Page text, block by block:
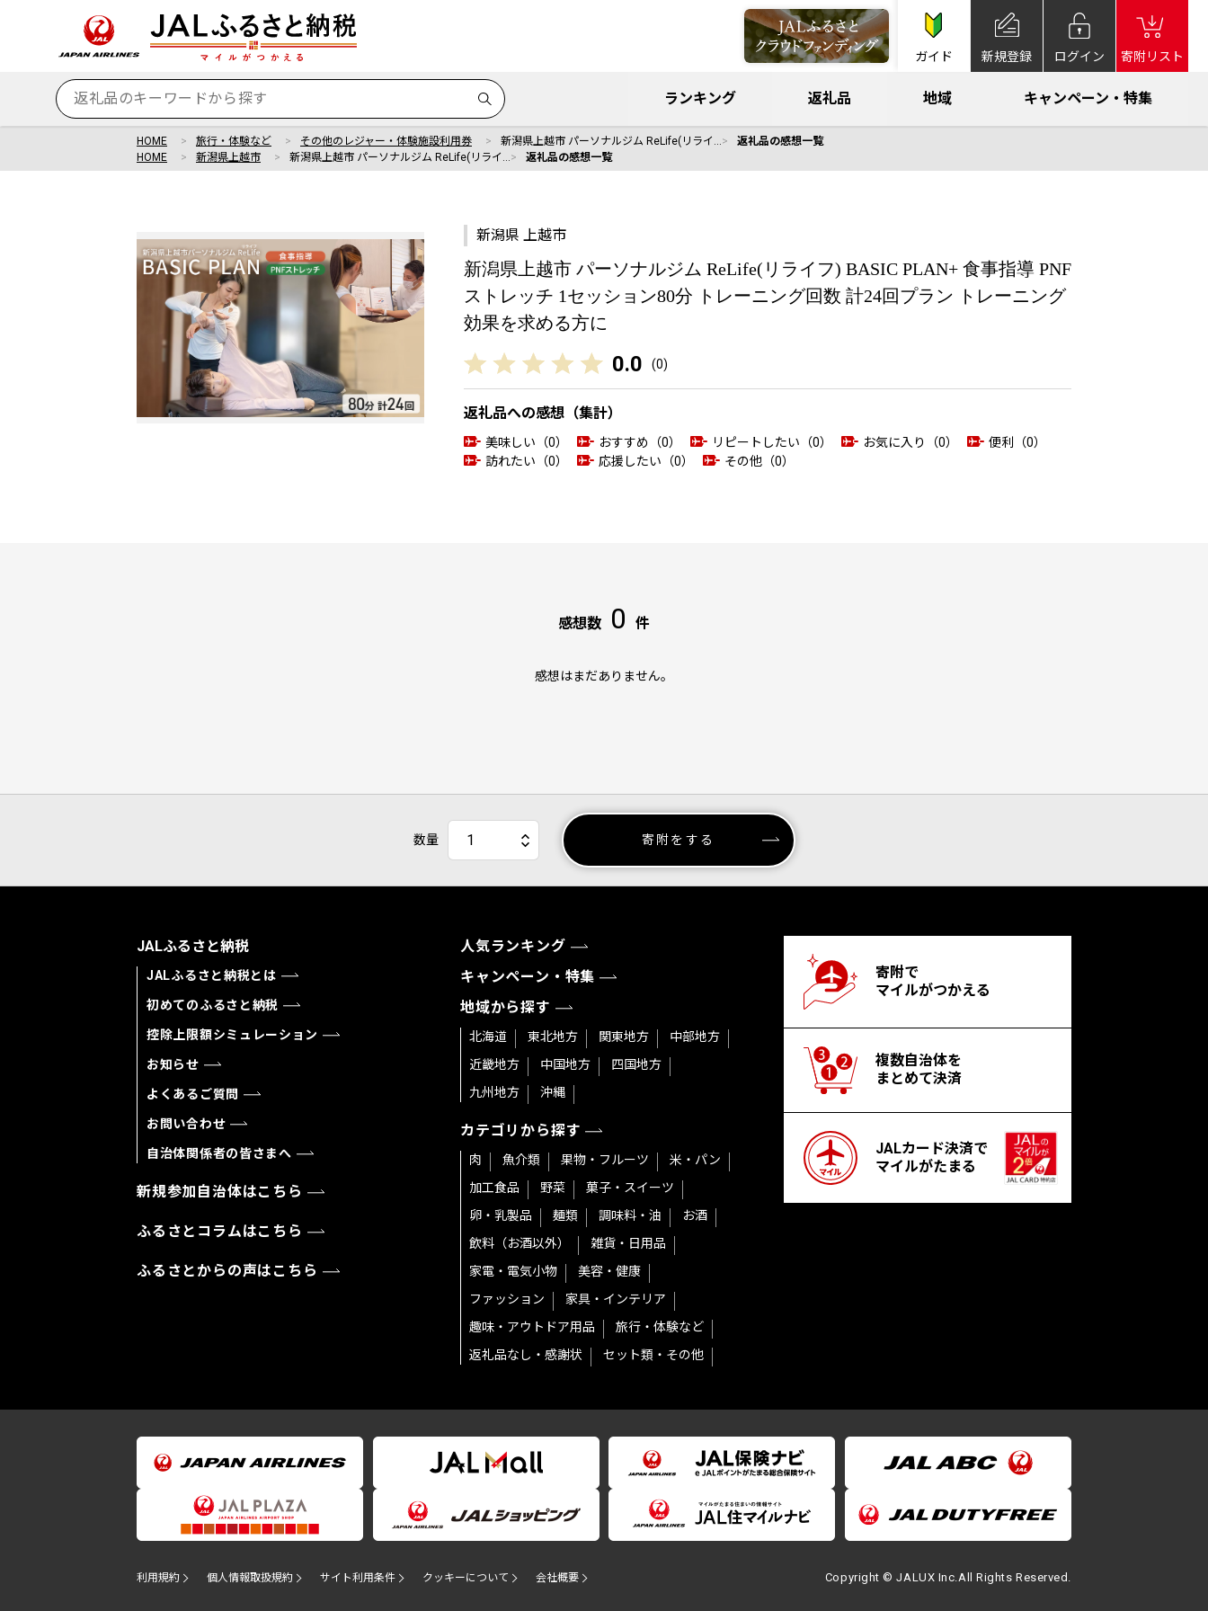
ガイド 新規登録 ログイン 寄附リスト
ランキング 返礼品 地域 キャンペーン・特集
HOME 旅行・体験など その他のレジャー・体験施設利用券 新潟県上越市 パーソナルジム ReLife(リライ…
返礼品の感想一覧
HOME
新潟県上越市 新潟県上越市 パーソナルジム ReLife(リライ… 返礼品の感想一覧
新潟県 上越市
新潟県上越市 パーソナルジム ReLife(リライフ) BASIC PLAN+ 食事指導 PNF
ストレッチ 1セッション80分 トレーニング回数 計24回プラン トレーニング
効果を求める方に
0.0 (0)
返礼品への感想（集計）
美味しい（0） おすすめ（0） リピートしたい（0） お気に入り（0）
便利（0）
訪れたい（0）
応援したい（0） その他（0）
感想数 0 件
感想はまだありません。
数量 寄附をする
JALふるさと納税
JALふるさと納税とは
初めてのふるさと納税
控除上限額シミュレーション
お知らせ
よくあるご質問
お問い合わせ
自治体関係者の皆さまへ
新規参加自治体はこちら
ふるさとコラムはこちら
ふるさとからの声はこちら
人気ランキング
キャンペーン・特集
地域から探す
北海道 東北地方 関東地方
中部地方
近畿地方
中国地方
四国地方
九州地方
沖縄
カテゴリから探す
肉 魚介類 果物・フルーツ
米・パン
加工食品
野菜
菓子・スイーツ
卵・乳製品
麺類 調味料・油
お酒
飲料（お酒以外）
雑貨・日用品
家電・電気小物
美容・健康
ファッション
家具・インテリア
趣味・アウトドア用品
旅行・体験など
返礼品なし・感謝状
セット類・その他
寄附で
マイルがつかえる
複数自治体を
まとめて決済
JALカード決済で
マイルがたまる
利用規約 個人情報取扱規約 サイト利用条件 クッキーについて 会社概要 Copyright © JALUX Inc.All Rights Reserved.